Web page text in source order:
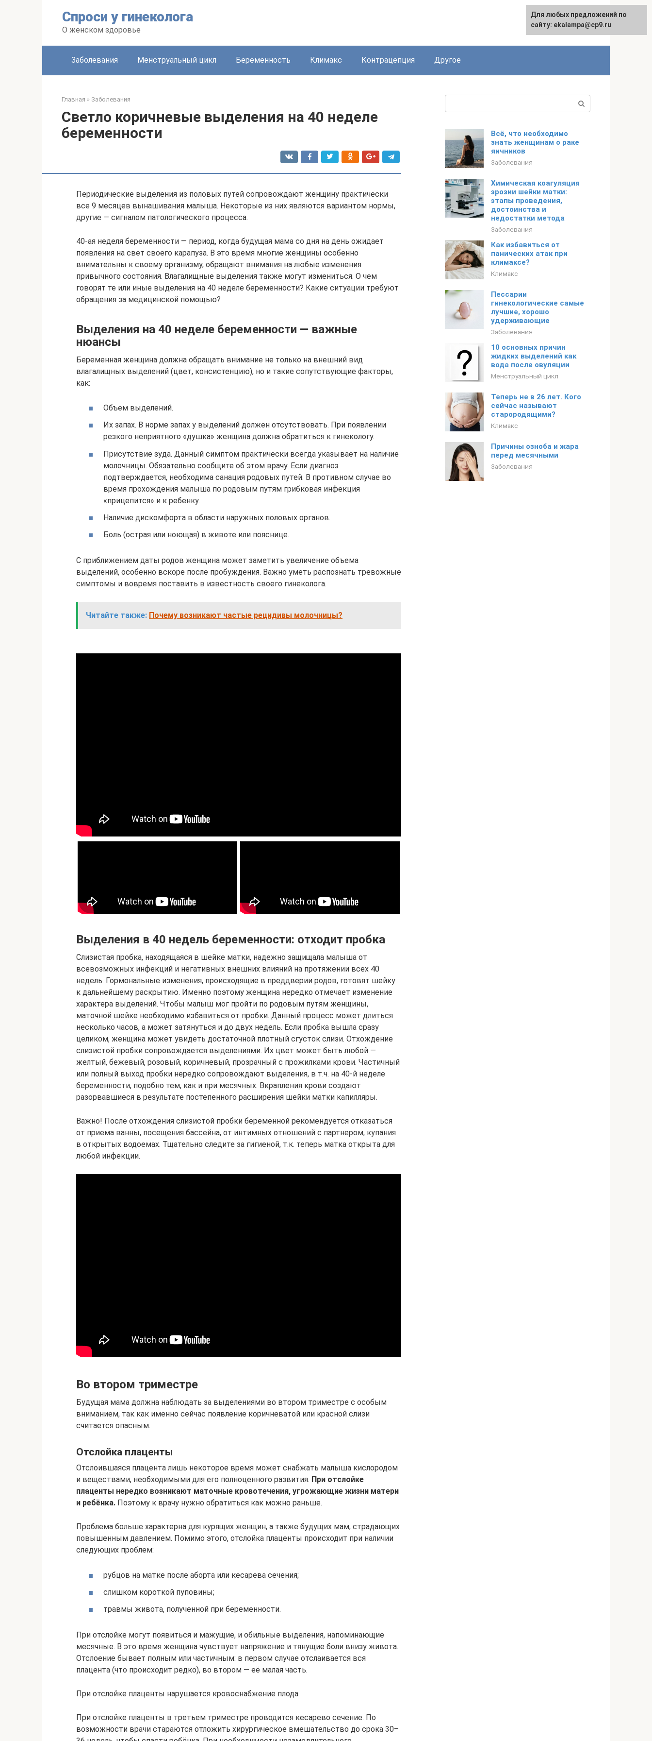
Спроси у гинеколога
О женском здоровье
Заболевания Менструальный цикл Беременность Климакс Контрацепция Другое
Главная » Заболевания
Светло коричневые выделения на 40 неделе
беременности
Периодические выделения из половых путей сопровождают женщину практически
все 9 месяцев вынашивания малыша. Некоторые из них являются вариантом нормы,
другие — сигналом патологического процесса.
40-ая неделя беременности — период, когда будущая мама со дня на день ожидает
появления на свет своего карапуза. В это время многие женщины особенно
внимательны к своему организму, обращают внимания на любые изменения
привычного состояния. Влагалищные выделения также могут измениться. О чем
говорят те или иные выделения на 40 неделе беременности? Какие ситуации требуют
обращения за медицинской помощью?
Выделения на 40 неделе беременности — важные
нюансы
Беременная женщина должна обращать внимание не только на внешний вид
влагалищных выделений (цвет, консистенцию), но и такие сопутствующие факторы,
как:
Объем выделений.
Их запах. В норме запах у выделений должен отсутствовать. При появлении
резкого неприятного «душка» женщина должна обратиться к гинекологу.
Присутствие зуда. Данный симптом практически всегда указывает на наличие
молочницы. Обязательно сообщите об этом врачу. Если диагноз
подтверждается, необходима санация родовых путей. В противном случае во
время прохождения малыша по родовым путям грибковая инфекция
«прицепится» и к ребенку.
Наличие дискомфорта в области наружных половых органов.
Боль (острая или ноющая) в животе или пояснице.
С приближением даты родов женщина может заметить увеличение объема
выделений, особенно вскоре после пробуждения. Важно уметь распознать тревожные
симптомы и вовремя поставить в известность своего гинеколога.
Читайте также: Почему возникают частые рецидивы молочницы?
Выделения в 40 недель беременности: отходит пробка
Слизистая пробка, находящаяся в шейке матки, надежно защищала малыша от
всевозможных инфекций и негативных внешних влияний на протяжении всех 40
недель. Гормональные изменения, происходящие в преддверии родов, готовят шейку
к дальнейшему раскрытию. Именно поэтому женщина нередко отмечает изменение
характера выделений. Чтобы малыш мог пройти по родовым путям женщины,
маточной шейке необходимо избавиться от пробки. Данный процесс может длиться
несколько часов, а может затянуться и до двух недель. Если пробка вышла сразу
целиком, женщина может увидеть достаточной плотный сгусток слизи. Отхождение
слизистой пробки сопровождается выделениями. Их цвет может быть любой —
желтый, бежевый, розовый, коричневый, прозрачный с прожилками крови. Частичный
или полный выход пробки нередко сопровождают выделения, в т.ч. на 40-й неделе
беременности, подобно тем, как и при месячных. Вкрапления крови создают
разорвавшиеся в результате постепенного расширения шейки матки капилляры.
Важно! После отхождения слизистой пробки беременной рекомендуется отказаться
от приема ванны, посещения бассейна, от интимных отношений с партнером, купания
в открытых водоемах. Тщательно следите за гигиеной, т.к. теперь матка открыта для
любой инфекции.
Во втором триместре
Будущая мама должна наблюдать за выделениями во втором триместре с особым
вниманием, так как именно сейчас появление коричневатой или красной слизи
считается опасным.
Отслойка плаценты
Отслоившаяся плацента лишь некоторое время может снабжать малыша кислородом
и веществами, необходимыми для его полноценного развития. При отслойке
плаценты нередко возникают маточные кровотечения, угрожающие жизни матери
и ребёнка. Поэтому к врачу нужно обратиться как можно раньше.
Проблема больше характерна для курящих женщин, а также будущих мам, страдающих
повышенным давлением. Помимо этого, отслойка плаценты происходит при наличии
следующих проблем:
рубцов на матке после аборта или кесарева сечения;
слишком короткой пуповины;
травмы живота, полученной при беременности.
При отслойке могут появиться и мажущие, и обильные выделения, напоминающие
месячные. В это время женщина чувствует напряжение и тянущие боли внизу живота.
Отслоение бывает полным или частичным: в первом случае отслаивается вся
плацента (что происходит редко), во втором — её малая часть.
При отслойке плаценты нарушается кровоснабжение плода
При отслойке плаценты в третьем триместре проводится кесарево сечение. По
возможности врачи стараются отложить хирургическое вмешательство до срока 30–
Всё, что необходимо
знать женщинам о раке
яичников
Заболевания
Химическая коагуляция
эрозии шейки матки:
этапы проведения,
достоинства и
недостатки метода
Заболевания
Как избавиться от
панических атак при
климаксе?
Климакс
Пессарии
гинекологические самые
лучшие, хорошо
удерживающие
Заболевания
10 основных причин
жидких выделений как
вода после овуляции
Менструальный цикл
Теперь не в 26 лет. Кого
сейчас называют
старородящими?
Климакс
Причины озноба и жара
перед месячными
Заболевания
Для любых предложений по
сайту: ekalampa@cp9.ru